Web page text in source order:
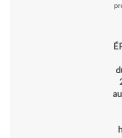
Elisabeth Molimard